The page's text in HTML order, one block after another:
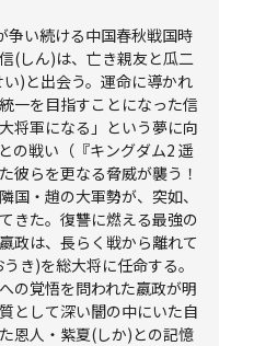
争い続ける中国春秋戦国時
(しん)は、亡き親友と瓜二
)と出会う。運命に導かれ
一を目指すことになった信
将軍になる」という夢に向
の戦い（『キングダム2 遥
彼らを更なる脅威が襲う！
国・趙の大軍勢が、突如、
きた。復讐に燃える最強の
政は、長らく戦から離れて
き)を総大将に任命する。
の覚悟を問われた嬴政が明
として深い闇の中にいた自
恩人・紫夏(しか)との記憶